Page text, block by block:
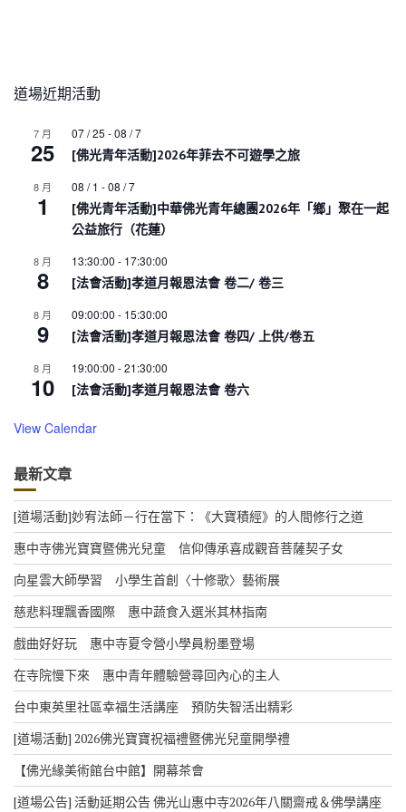
道場近期活動
7 月
25
07 / 25 -08 / 7
[佛光青年活動]2026年菲去不可遊學之旅
8 月
1
08 / 1 -08 / 7
[佛光青年活動]中華佛光青年總團2026年「鄉」聚在一起
公益旅行（花蓮）
8 月
8
13:30:00 - 17:30:00
[法會活動]孝道月報恩法會 卷二/ 卷三
8 月
9
09:00:00 - 15:30:00
[法會活動]孝道月報恩法會 卷四/ 上供/卷五
8 月
10
19:00:00 -21:30:00
[法會活動]孝道月報恩法會 卷六
View Calendar
最新文章
[道場活動]妙宥法師－行在當下：《大寶積經》的人間修行之道
惠中寺佛光寶寶暨佛光兒童 信仰傳承喜成觀音菩薩契子女
向星雲大師學習 小學生首創〈十修歌〉藝術展
慈悲料理飄香國際 惠中蔬食入選米其林指南
戲曲好好玩 惠中寺夏令營小學員粉墨登場
在寺院慢下來 惠中青年體驗營尋回內心的主人
台中東英里社區幸福生活講座 預防失智活出精彩
[道場活動] 2026佛光寶寶祝福禮暨佛光兒童開學禮
【佛光緣美術館台中館】開幕茶會
[道場公告] 活動延期公告 佛光山惠中寺2026年八關齋戒＆佛學講座